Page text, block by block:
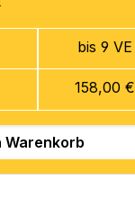
bis 9 VE
158,00 €
Warenkorb